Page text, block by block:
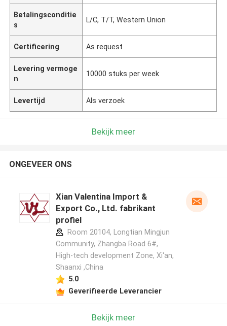
Betalingsconditie
s
L/C, T/T, Western Union
Certificering As request
Levering vermoge
n
10000 stuks per week
Levertijd Als verzoek
Bekijk meer
ONGEVEER ONS
Xian Valentina Import &
Export Co., Ltd. fabrikant
profiel
Room 20104, Longtian Mingjun
Community, Zhangba Road 6#,
High-tech development Zone, Xi'an,
Shaanxi ,China
5.0
Geverifieerde Leverancier
Bekijk meer